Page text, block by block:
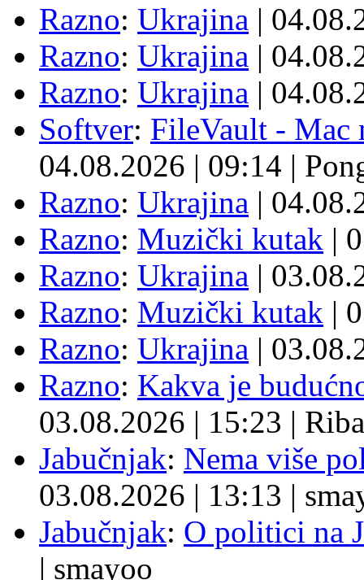
Razno: Ukrajina |
Razno: Ukrajina |
Razno: Ukrajina |
Softver: FileVault - Mac
04.08.2026 | 09:14 |
Razno: Ukrajina |
Razno: Muzički kutak |
Razno: Ukrajina |
Razno: Muzički kutak |
Razno: Ukrajina |
Razno: Kakva je
03.08.2026 | 15:23 | Riba
Jabučnjak: Nema više
03.08.2026 | 13:13 |
Jabučnjak: O politici na
| smayoo